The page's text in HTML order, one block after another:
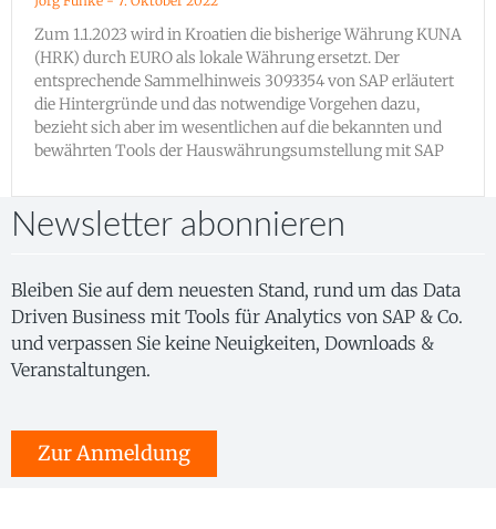
Zum 1.1.2023 wird in Kroatien die bisherige Währung KUNA
(HRK) durch EURO als lokale Währung ersetzt. Der
entsprechende Sammelhinweis 3093354 von SAP erläutert
die Hintergründe und das notwendige Vorgehen dazu,
bezieht sich aber im wesentlichen auf die bekannten und
bewährten Tools der Hauswährungsumstellung mit SAP
Newsletter abonnieren
Bleiben Sie auf dem neuesten Stand, rund um das Data
Driven Business mit Tools für Analytics von SAP & Co.
und verpassen Sie keine Neuigkeiten, Downloads &
Veranstaltungen.
Zur Anmeldung